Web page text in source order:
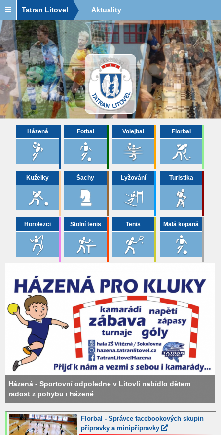
Tatran Litovel Aktuality
Házená Fotbal Volejbal Florbal
Kuželky Šachy Lyžování Turistika
Horolezci Stolní tenis Tenis Malá kopaná
Házená - Sportovní odpoledne v Litovli nabídlo dětem
radost z pohybu i házené
Florbal - Správce facebookových skupin
přípravky a minipřípravky